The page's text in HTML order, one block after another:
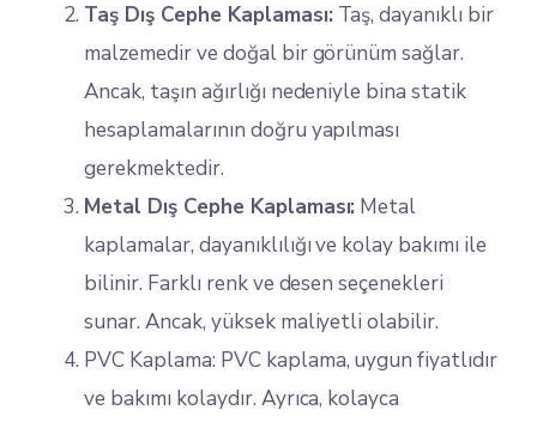
Taş Dış Cephe Kaplaması:Taş, dayanıklı bir
malzemedir ve doğal bir görünüm sağlar.
Ancak, taşın ağırlığı nedeniyle bina statik
hesaplamalarının doğru yapılması
gerekmektedir.
Metal Dış Cephe Kaplaması: Metal
kaplamalar, dayanıklılığı ve kolay bakımı ile
bilinir. Farklı renk ve desen seçenekleri
sunar. Ancak, yüksek maliyetli olabilir.
PVC Kaplama: PVC kaplama, uygun fiyatlıdır
ve bakımı kolaydır. Ayrıca, kolayca